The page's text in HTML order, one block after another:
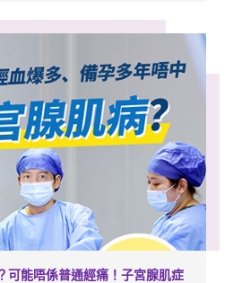
可能唔係普通經痛！子宮腺肌症